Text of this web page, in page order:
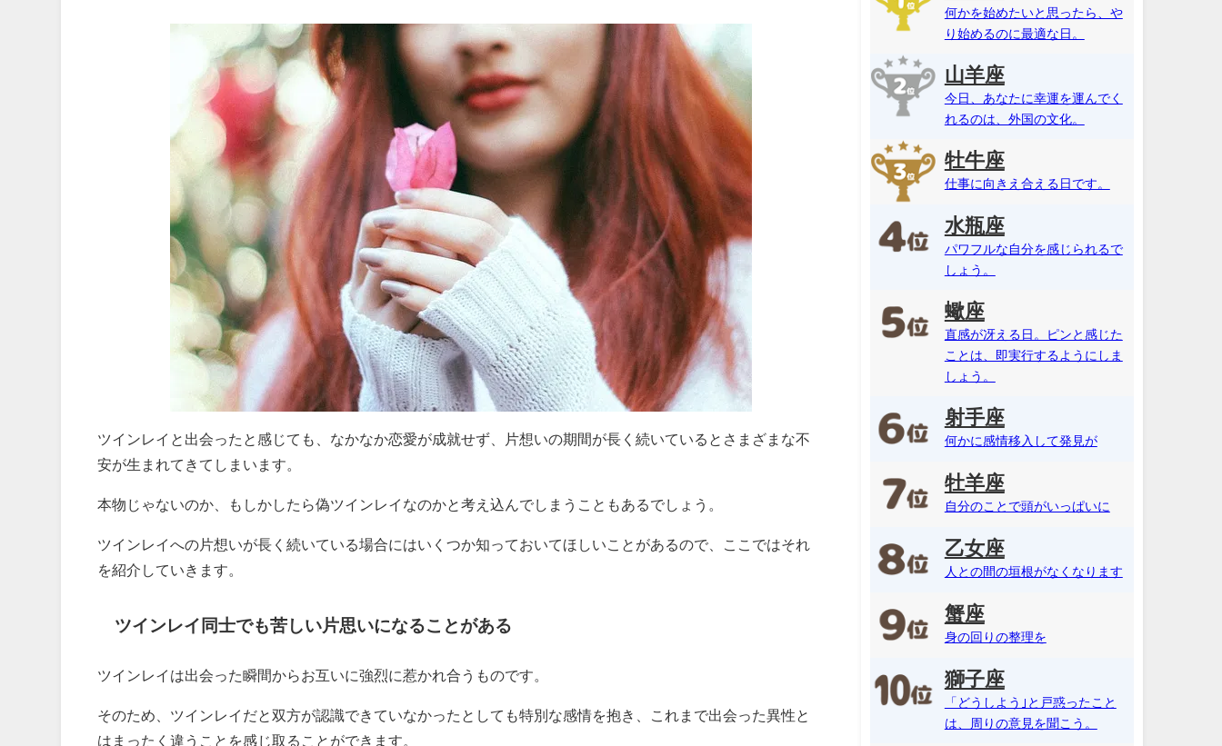
ツインレイと出会ったと感じても、なかなか恋愛が成就せず、片想いの期間が長く続いているとさまざまな不
安が生まれてきてしまいます。
本物じゃないのか、もしかしたら偽ツインレイなのかと考え込んでしまうこともあるでしょう。
ツインレイへの片想いが長く続いている場合にはいくつか知っておいてほしいことがあるので、ここではそれ
を紹介していきます。
ツインレイ同士でも苦しい片思いになることがある
ツインレイは出会った瞬間からお互いに強烈に惹かれ合うものです。
そのため、ツインレイだと双方が認識できていなかったとしても特別な感情を抱き、これまで出会った異性と
はまったく違うことを感じ取ることができます。
何かを始めたいと思ったら、や
り始めるのに最適な日。
山羊座
今日、あなたに幸運を運んでく
れるのは、外国の文化。
牡牛座
仕事に向きえ合える日です。
水瓶座
パワフルな自分を感じられるで
しょう。
蠍座
直感が冴える日。ピンと感じた
ことは、即実行するようにしま
しょう。
射手座
何かに感情移入して発見が
牡羊座
自分のことで頭がいっぱいに
乙女座
人との間の垣根がなくなります
蟹座
身の回りの整理を
獅子座
「どうしよう｣と戸惑ったこと
は、周りの意見を聞こう。